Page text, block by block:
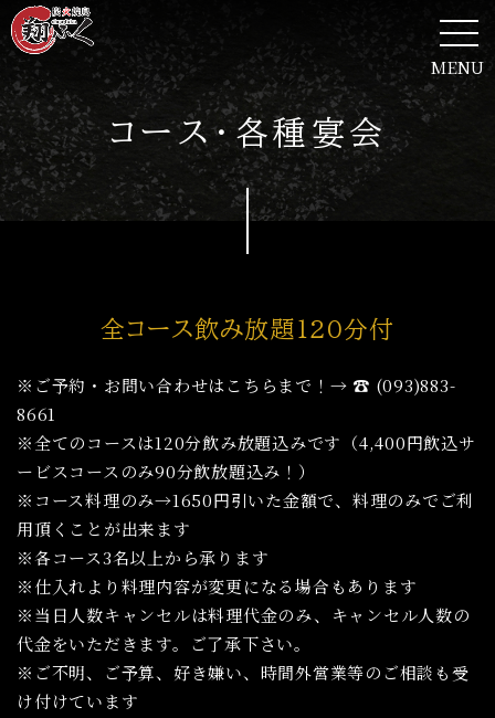
MENU
コース・各種宴会
全コース飲み放題120分付
※ご予約・お問い合わせはこちらまで！→ ☎ (093)883-
8661
※全てのコースは120分飲み放題込みです（4,400円飲込サ
ービスコースのみ90分飲放題込み！）
※コース料理のみ→1650円引いた金額で、料理のみでご利
用頂くことが出来ます
※各コース3名以上から承ります
※仕入れより料理内容が変更になる場合もあります
※当日人数キャンセルは料理代金のみ、キャンセル人数の
代金をいただきます。ご了承下さい。
※ご不明、ご予算、好き嫌い、時間外営業等のご相談も受
け付けています